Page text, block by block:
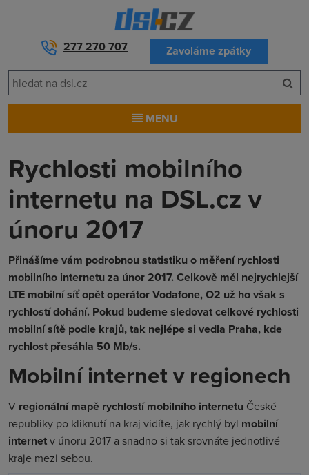
277 270 707 Zavoláme zpátky
MENU
Rychlosti mobilního
internetu na DSL.cz v
únoru 2017
Přinášíme vám podrobnou statistiku o měření rychlosti
mobilního internetu za únor 2017. Celkově měl nejrychlejší
LTE mobilní síť opět operátor Vodafone, O2 už ho však s
rychlostí dohání. Pokud budeme sledovat celkové rychlosti
mobilní sítě podle krajů, tak nejlépe si vedla Praha, kde
rychlost přesáhla 50 Mb/s.
Mobilní internet v regionech
V regionální mapě rychlostí mobilního internetu České
republiky po kliknutí na kraj vidíte, jak rychlý byl mobilní
internetv únoru 2017 a snadno si tak srovnáte jednotlivé
kraje mezi sebou.